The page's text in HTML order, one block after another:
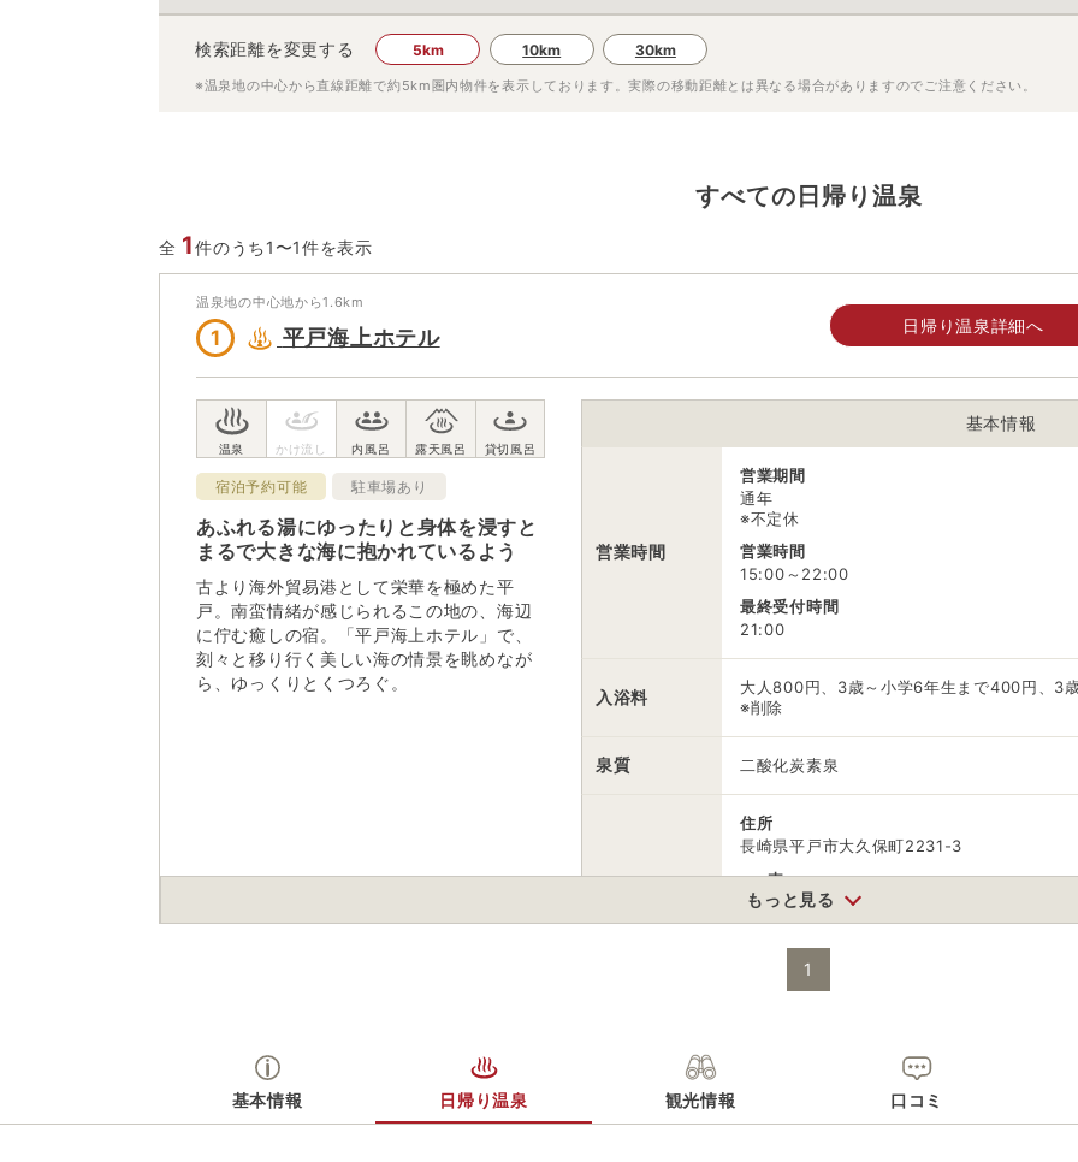
検索距離を変更する 5km 10km 30km
※温泉地の中心から直線距離で約5km 圏内物件を表示しております。実際の移動距離とは異なる場合がありますのでご注意ください。
すべての日帰り温泉
全 1件のうち1〜1件を表示
温泉地の中心地から1.6km
1 平戸海上ホテル
日帰り温泉詳細へ
宿泊予約可能 駐車場あり
あふれる湯にゆったりと身体を浸すと
まるで大きな海に抱かれているよう
古より海外貿易港として栄華を極めた平
戸。南蛮情緒が感じられるこの地の、海辺
に佇む癒しの宿。「平戸海上ホテル」で、
刻々と移り行く美しい海の情景を眺めなが
ら、ゆっくりとくつろぐ。
基本情報
営業時間
営業期間
通年
※不定休
営業時間
15:00～22:00
最終受付時間
21:00
入浴料
大人800円、3歳～小学6年生まで400円、3
※削除
泉質 二酸化炭素泉
住所
長崎県平戸市大久保町2231-3
車
佐々ICから車で約30分
松浦鉄道駅下車 徒歩約60分
もっと見る
1
基本情報 日帰り温泉 観光情報 口コミ